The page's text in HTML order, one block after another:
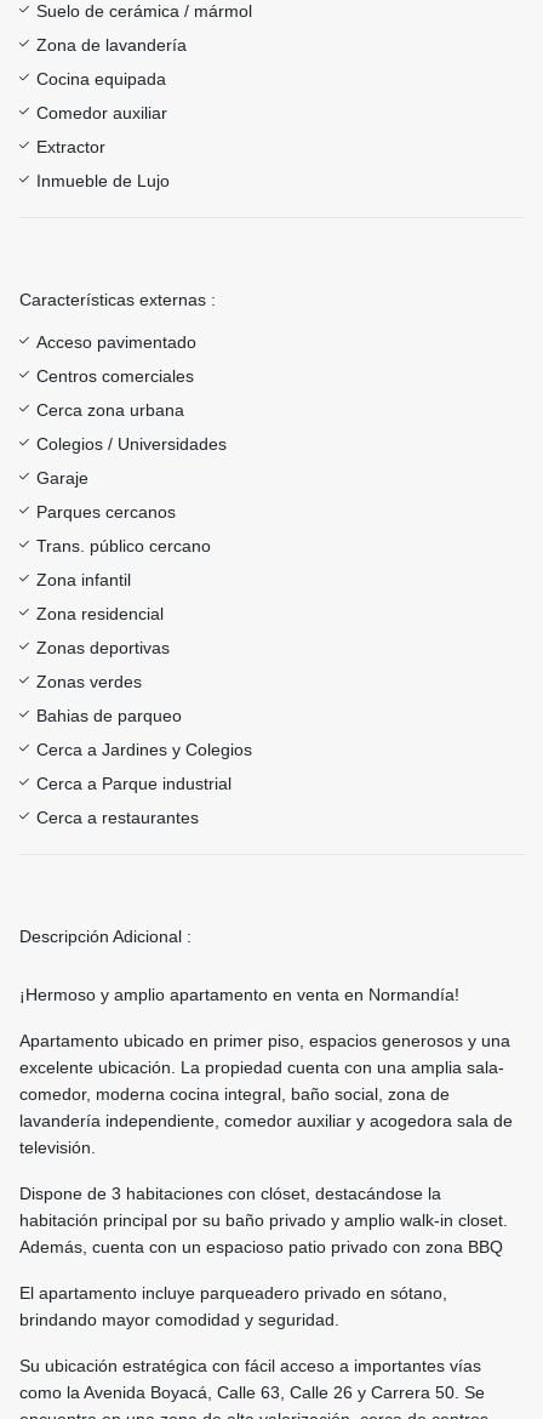
Suelo de cerámica / mármol
Zona de lavandería
Cocina equipada
Comedor auxiliar
Extractor
Inmueble de Lujo
Características externas :
Acceso pavimentado
Centros comerciales
Cerca zona urbana
Colegios / Universidades
Garaje
Parques cercanos
Trans. público cercano
Zona infantil
Zona residencial
Zonas deportivas
Zonas verdes
Bahias de parqueo
Cerca a Jardines y Colegios
Cerca a Parque industrial
Cerca a restaurantes
Descripción Adicional :
¡Hermoso y amplio apartamento en venta en Normandía!
Apartamento ubicado en primer piso, espacios generosos y una
excelente ubicación. La propiedad cuenta con una amplia sala-
comedor, moderna cocina integral, baño social, zona de
lavandería independiente, comedor auxiliar y acogedora sala de
televisión.
Dispone de 3 habitaciones con clóset, destacándose la
habitación principal por su baño privado y amplio walk-in closet.
Además, cuenta con un espacioso patio privado con zona BBQ
El apartamento incluye parqueadero privado en sótano,
brindando mayor comodidad y seguridad.
Su ubicación estratégica con fácil acceso a importantes vías
como la Avenida Boyacá, Calle 63, Calle 26 y Carrera 50. Se